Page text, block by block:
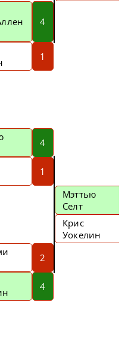
4
1
4
1
Мэттью
Селт
Крис
Уокелин
2
4